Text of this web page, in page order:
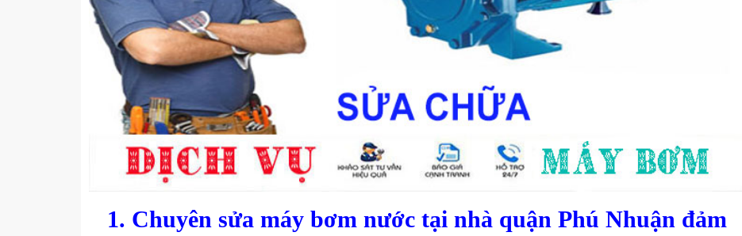
1. Chuyên sửa máy bơm nước tại nhà quận Phú Nhuận đảm